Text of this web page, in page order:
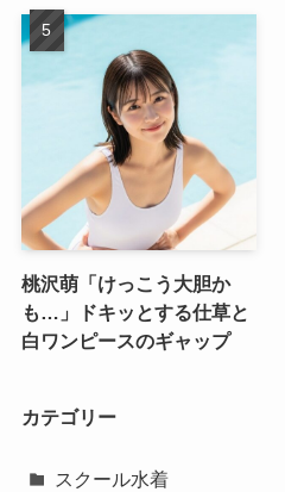
桃沢萌「けっこう大胆か
も…」ドキッとする仕草と
白ワンピースのギャップ
カテゴリー
スクール水着